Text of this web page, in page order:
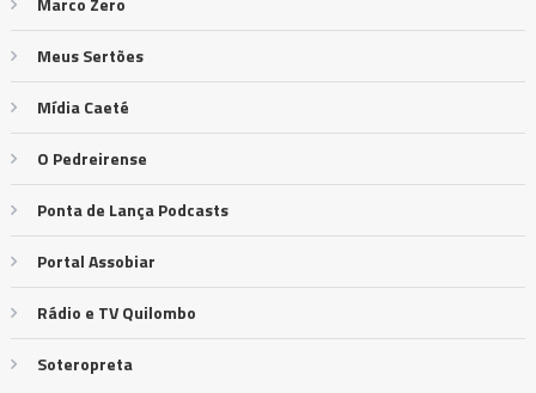
Meus Sertões
Mídia Caeté
O Pedreirense
Ponta de Lança Podcasts
Portal Assobiar
Rádio e TV Quilombo
Soteropreta